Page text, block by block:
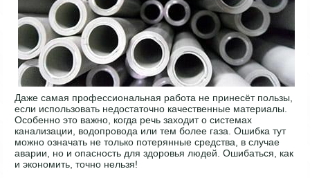
Даже самая профессиональная работа не принесёт пользы,
если использовать недостаточно качественные материалы.
Особенно это важно, когда речь заходит о системах
канализации, водопровода или тем более газа. Ошибка тут
можно означать не только потерянные средства, в случае
аварии, но и опасность для здоровья людей. Ошибаться, как
и экономить, точно нельзя!